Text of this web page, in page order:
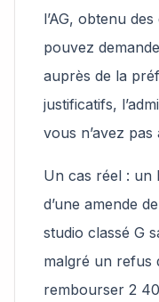
l’AG, obtenu
pouvez
auprès de la
justificatifs,
vous n’avez pas
Un cas réel : un
d’une amende
studio classé G
malgré un refus
rembourser 2